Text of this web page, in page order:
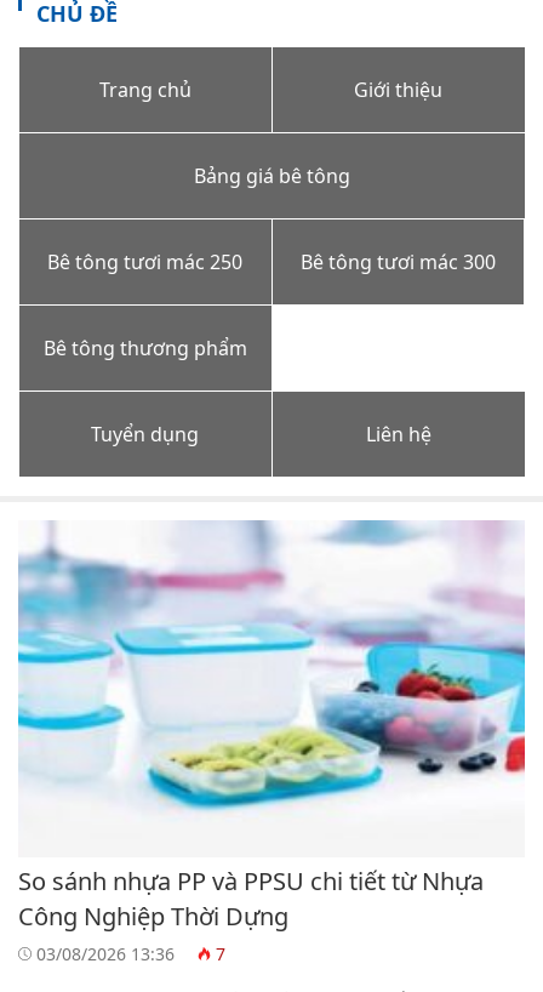
CHỦ ĐỀ
Trang chủ Giới thiệu
Bảng giá bê tông
Bê tông tươi mác 250 Bê tông tươi mác 300
Bê tông thương phẩm
Tuyển dụng Liên hệ
So sánh nhựa PP và PPSU chi tiết từ Nhựa
Công Nghiệp Thời Dựng
03/08/2026 13:36 7